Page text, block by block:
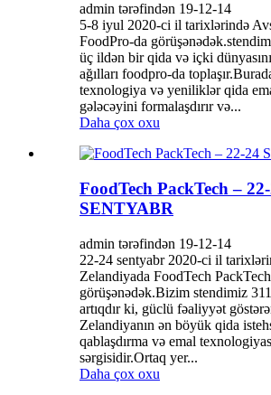
admin tərəfindən 19-12-14
5-8 iyul 2020-ci il tarixlərində
FoodPro-da
üç ildən bir qida və içki
ağılları foodpro-da
texnologiya və yeniliklər qida
gələcəyini formalaşdırır və...
Daha çox oxu
FoodTech PackTech –
SENTYABR
admin tərəfindən 19-12-14
22-24 sentyabr 2020-ci il
Zelandiyada FoodTech
görüşənədək.Bizim stendimiz
artıqdır ki, güclü fəaliyyət
Zelandiyanın ən böyük qida
qablaşdırma və emal
sərgisidir.Ortaq yer...
Daha çox oxu